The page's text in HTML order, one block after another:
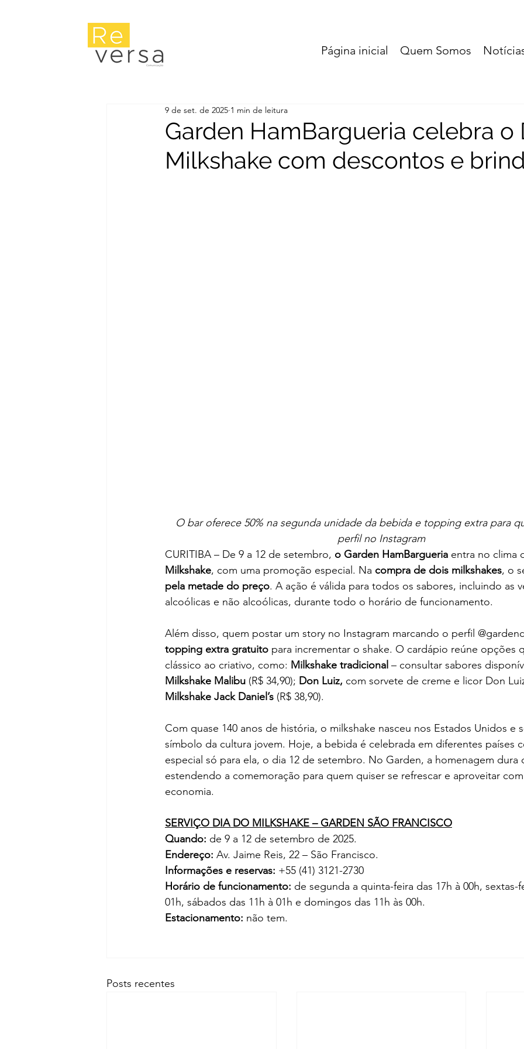
Página inicial Quem Somos
Garden HamBargueria celebra o
Milkshake com descontos e
9 de set. de 2025 1 min de leitura
O bar oferece 50% na segunda unidade da bebida e topping extra para
perfil no Instagram
CURITIBA – De 9 a 12 de setembro, o Garden HamBargueria entra no clima
Milkshake, com uma promoção especial. Na compra de dois milkshakes, o
pela metade do preço. A ação é válida para todos os sabores, incluindo as
alcoólicas e não alcoólicas, durante todo o horário de funcionamento.
Além disso, quem postar um story no Instagram marcando o perfil
topping extra gratuito para incrementar o shake. O cardápio reúne opções
clássico ao criativo, como: Milkshake tradicional – consultar sabores
Milkshake Malibu (R$ 34,90); Don Luiz, com sorvete de creme e licor Don
Milkshake Jack Daniel’s (R$ 38,90).
Com quase 140 anos de história, o milkshake nasceu nos Estados Unidos e
símbolo da cultura jovem. Hoje, a bebida é celebrada em diferentes países
especial só para ela, o dia 12 de setembro. No Garden, a homenagem dura
estendendo a comemoração para quem quiser se refrescar e aproveitar
economia.
SERVIÇO DIA DO MILKSHAKE – GARDEN SÃO FRANCISCO
Quando: de 9 a 12 de setembro de 2025.
Endereço: Av. Jaime Reis, 22 – São Francisco.
Informações e reservas: +55 (41) 3121-2730
Horário de funcionamento: de segunda a quinta-feira das 17h à 00h, sextas-
01h, sábados das 11h à 01h e domingos das 11h às 00h.
Estacionamento: não tem.
Posts recentes